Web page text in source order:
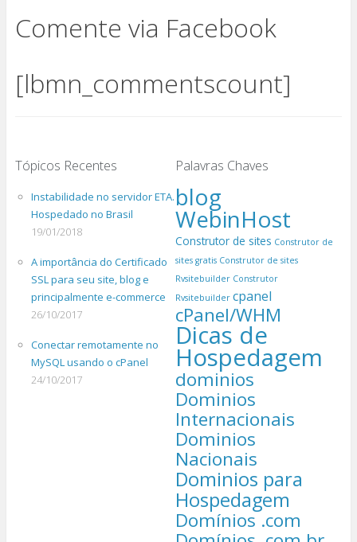
Comente via Facebook
[lbmn_commentscount]
Tópicos Recentes
Instabilidade no servidor ETA.
Hospedado no Brasil
19/01/2018
A importância do Certificado
SSL para seu site, blog e
principalmente e-commerce
26/10/2017
Conectar remotamente no
MySQL usando o cPanel
24/10/2017
Palavras Chaves
blog
WebinHost
Construtor de sites Construtor de
sites gratis Construtor de sites
Rvsitebuilder Construtor
Rvsitebuilder cpanel
cPanel/WHM
Dicas de
Hospedagem
dominios
Dominios
Internacionais
Dominios
Nacionais
Dominios para
Hospedagem
Domínios .com